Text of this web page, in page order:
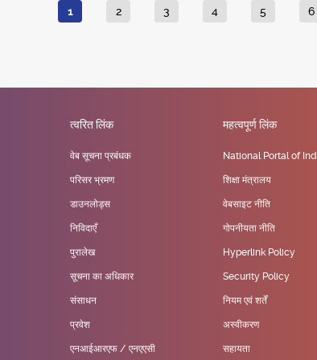
Current page
1 पृष्ठ
2 पृष्ठ
3 पृष्ठ
4 पृष्ठ
5 पृष्ठ
6
त्वरित लिंक
वेब सूचना प्रबंधक
परिसर भ्रमण
डाउनलोड्स
निविदाएँ
पुरालेख
सूचना का अधिकार
संसाधन
प्रवेश
एनआईआरएफ / एनएएसी
महत्वपूर्ण लिंक
National Portal of
शिक्षा मंत्रालय
वेबसाइट नीति
गोपनीयता नीति
Hyperlink Policy
Security Policy
नियम एवं शर्तें
अस्वीकरण
सहायता